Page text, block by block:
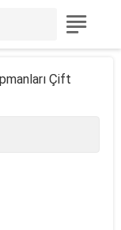

Çift